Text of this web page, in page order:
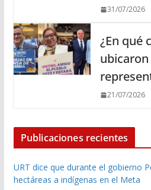
31/07/2026
¿En qué
21/07/2026
Publicaciones recientes
URT dice que durante el gobierno
hectáreas a indígenas en el Meta